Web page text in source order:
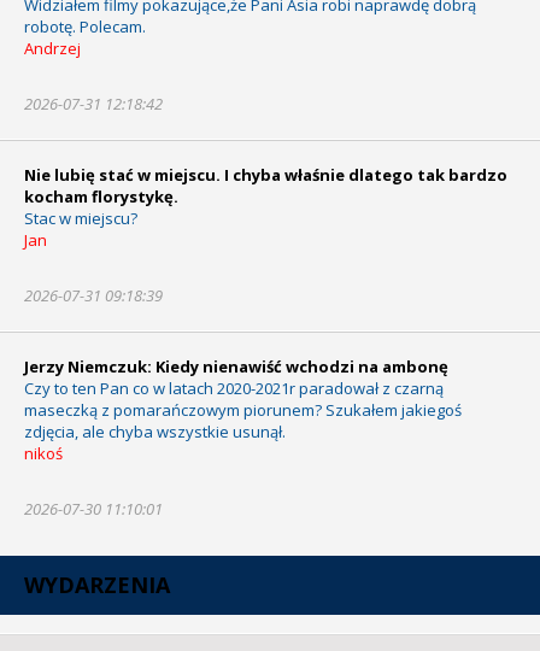
Widziałem filmy pokazujące,że Pani Asia robi naprawdę dobrą
robotę. Polecam.
Andrzej
2026-07-31 12:18:42
Nie lubię stać w miejscu. I chyba właśnie dlatego tak bardzo
kocham florystykę.
Stac w miejscu?
Jan
2026-07-31 09:18:39
Jerzy Niemczuk: Kiedy nienawiść wchodzi na ambonę
Czy to ten Pan co w latach 2020-2021r paradował z czarną
maseczką z pomarańczowym piorunem? Szukałem jakiegoś
zdjęcia, ale chyba wszystkie usunął.
nikoś
2026-07-30 11:10:01
WYDARZENIA